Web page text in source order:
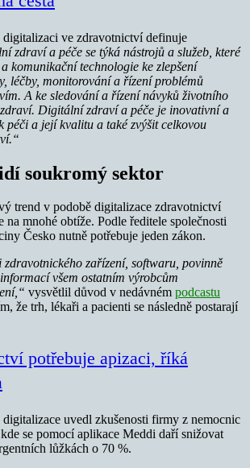
digitalizaci ve zdravotnictví definuje
zdraví a péče se týká nástrojů a služeb, které
komunikační technologie ke zlepšení
léčby, monitorování a řízení problémů
A ke sledování a řízení návyků životního
Digitální zdraví a péče je inovativní a
péči a její kvalitu a také zvýšit celkovou
soukromý sektor
trend v podobě digitalizace zdravotnictví
na mnohé obtíže. Podle ředitele společnosti
Česko nutně potřebuje jeden zákon.
zařízení, softwaru, povinně
všem ostatním výrobcům
vysvětlil důvod v nedávném podcastu
že trh, lékaři a pacienti se následně postarají
potřebuje apizaci, říká
uvedl zkušenosti firmy z nemocnic
se pomocí aplikace Meddi daří snižovat
lůžkách o 70 %.